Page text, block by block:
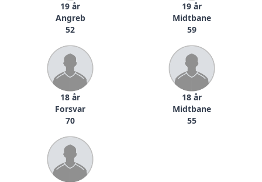
19 år
Angreb
52
19 år
Midtbane
59
18 år
Forsvar
70
18 år
Midtbane
55